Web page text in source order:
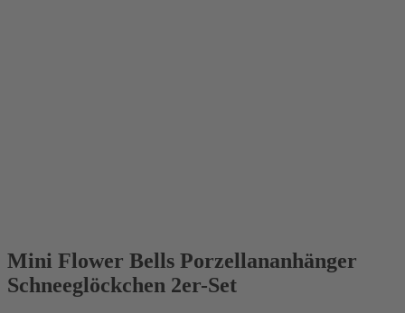
Mini Flower Bells Porzellananhänger
Schneeglöckchen 2er-Set